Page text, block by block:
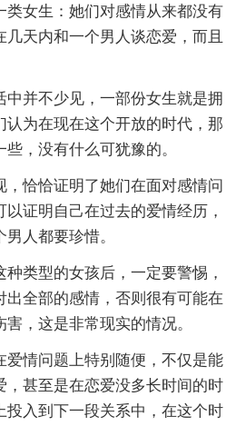
类女生：她们对感情从来都没有
天内和一个男人谈恋爱，而且
中并不少见，一部份女生就是拥
认为在现在这个开放的时代，那
，没有什么可犹豫的。
，恰恰证明了她们在面对感情问
证明自己在过去的爱情经历，
人都要珍惜。
类型的女孩后，一定要警惕，
出全部的感情，否则很有可能在
，这是非常现实的情况。
爱情问题上特别随便，不仅是能
，甚至是在恋爱没多长时间的时
投入到下一段关系中，在这个时